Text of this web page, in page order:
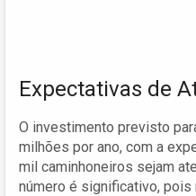
Expectativas de
O investimento previsto
milhões por ano, com a
mil caminhoneiros sejam
número é significativo, pois